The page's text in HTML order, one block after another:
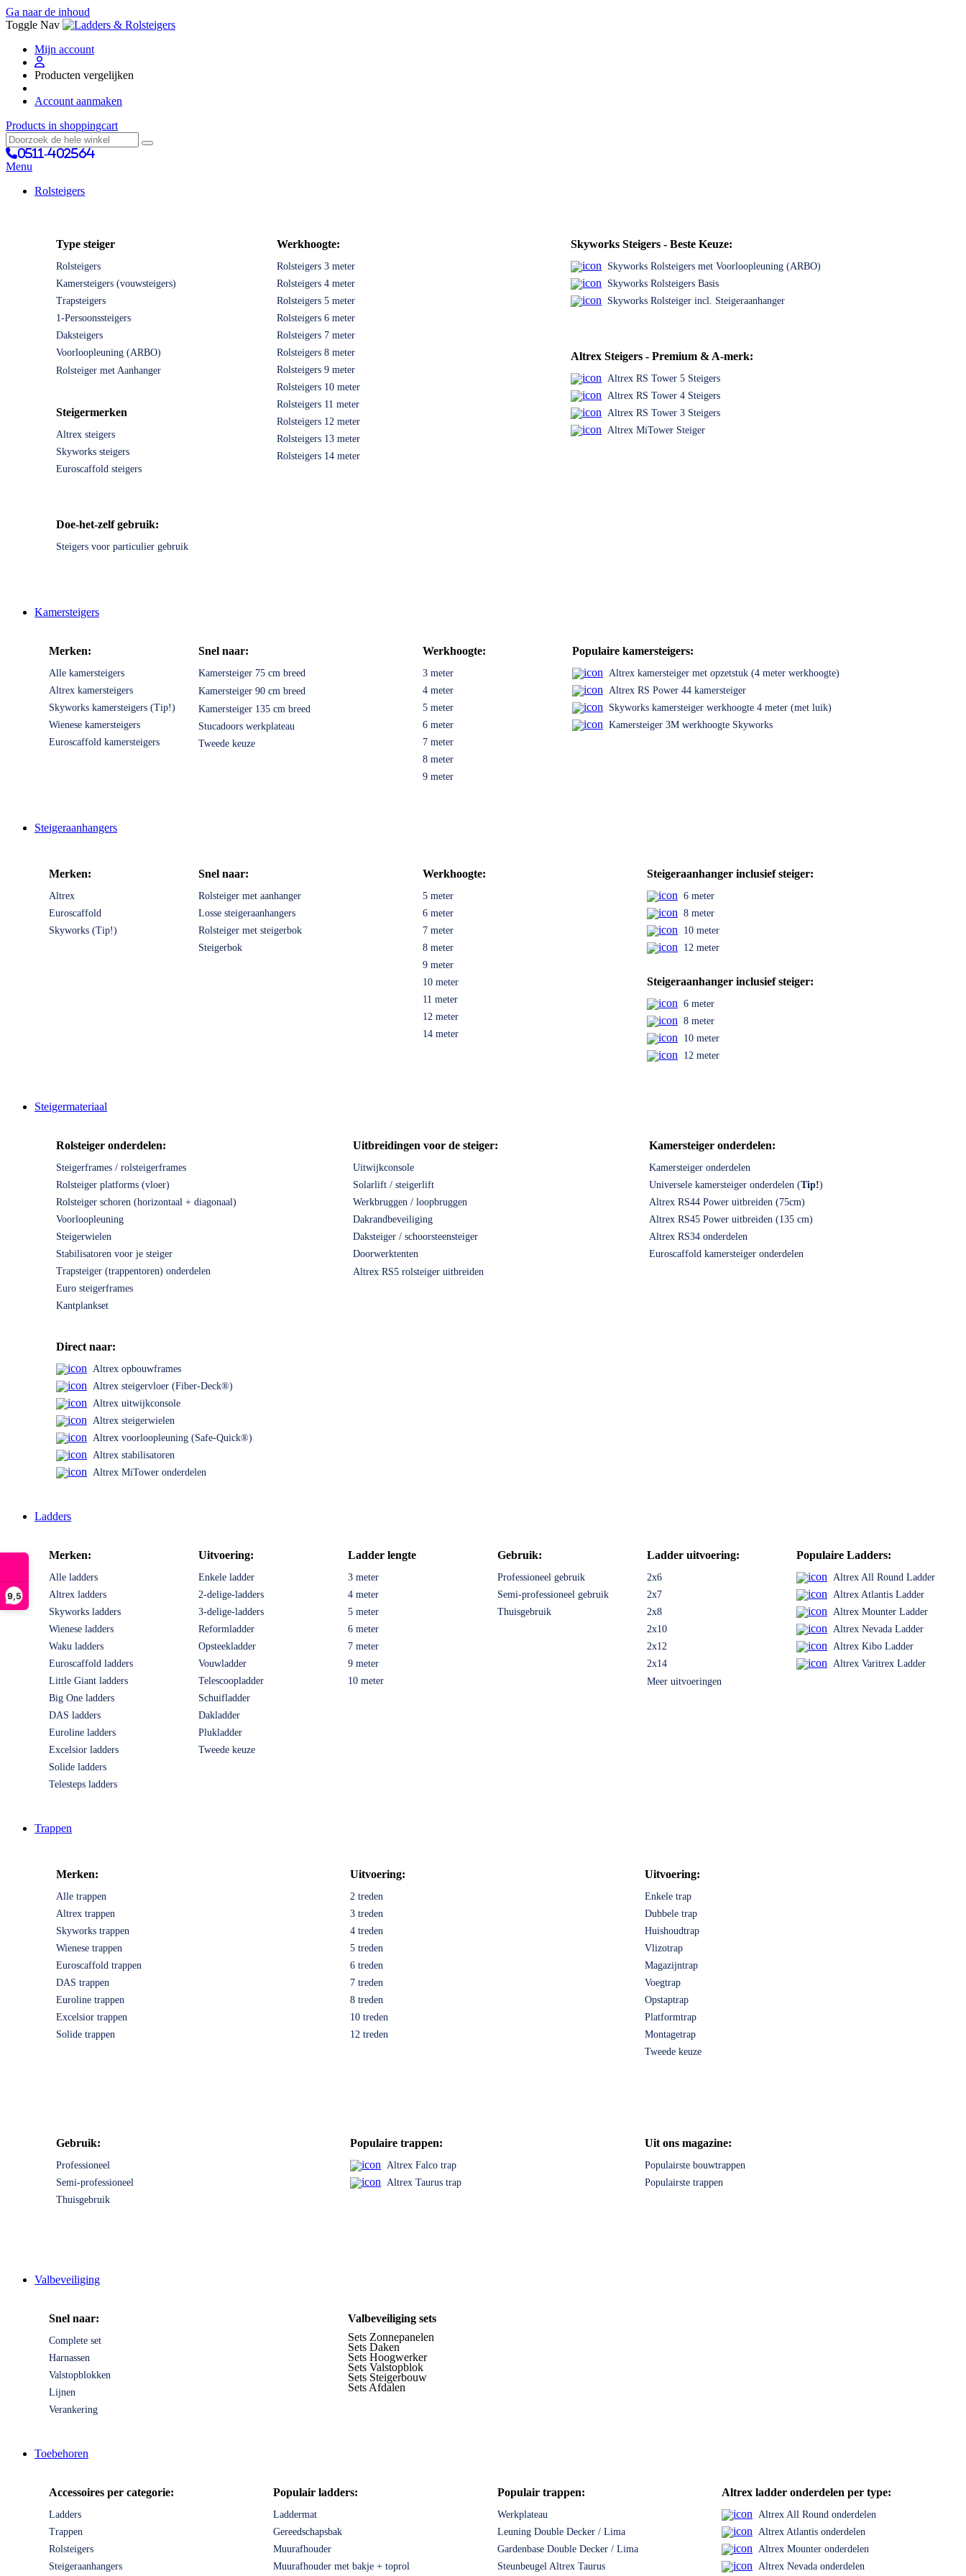
9,5
Ga naar de inhoud
Toggle Nav
Mijn account
Producten vergelijken
Account aanmaken
Products in shoppingcart
0511-402564
Menu
Rolsteigers
Type steiger
Rolsteigers
Kamersteigers (vouwsteigers)
Trapsteigers
1-Persoonssteigers
Daksteigers
Voorloopleuning (ARBO)
Rolsteiger met Aanhanger
Steigermerken
Altrex steigers
Skyworks steigers
Euroscaffold steigers
Doe-het-zelf gebruik:
Steigers voor particulier gebruik
Werkhoogte:
Rolsteigers 3 meter
Rolsteigers 4 meter
Rolsteigers 5 meter
Rolsteigers 6 meter
Rolsteigers 7 meter
Rolsteigers 8 meter
Rolsteigers 9 meter
Rolsteigers 10 meter
Rolsteigers 11 meter
Rolsteigers 12 meter
Rolsteigers 13 meter
Rolsteigers 14 meter
Skyworks Steigers - Beste Keuze:
Skyworks Rolsteigers met Voorloopleuning (ARBO)
Skyworks Rolsteigers Basis
Skyworks Rolsteiger incl. Steigeraanhanger
Altrex Steigers - Premium & A-merk:
Altrex RS Tower 5 Steigers
Altrex RS Tower 4 Steigers
Altrex RS Tower 3 Steigers
Altrex MiTower Steiger
Kamersteigers
Merken:
Alle kamersteigers
Altrex kamersteigers
Skyworks kamersteigers (Tip!)
Wienese kamersteigers
Euroscaffold kamersteigers
Snel naar:
Kamersteiger 75 cm breed
Kamersteiger 90 cm breed
Kamersteiger 135 cm breed
Stucadoors werkplateau
Tweede keuze
Werkhoogte:
3 meter
4 meter
5 meter
6 meter
7 meter
8 meter
9 meter
Populaire kamersteigers:
Altrex kamersteiger met opzetstuk (4 meter werkhoogte)
Altrex RS Power 44 kamersteiger
Skyworks kamersteiger werkhoogte 4 meter (met luik)
Kamersteiger 3M werkhoogte Skyworks
Steigeraanhangers
Merken:
Altrex
Euroscaffold
Skyworks (Tip!)
Snel naar:
Rolsteiger met aanhanger
Losse steigeraanhangers
Rolsteiger met steigerbok
Steigerbok
Werkhoogte:
5 meter
6 meter
7 meter
8 meter
9 meter
10 meter
11 meter
12 meter
14 meter
Steigeraanhanger inclusief steiger:
6 meter
8 meter
10 meter
12 meter
Steigeraanhanger inclusief steiger:
6 meter
8 meter
10 meter
12 meter
Steigermateriaal
Rolsteiger onderdelen:
Steigerframes / rolsteigerframes
Rolsteiger platforms (vloer)
Rolsteiger schoren (horizontaal + diagonaal)
Voorloopleuning
Steigerwielen
Stabilisatoren voor je steiger
Trapsteiger (trappentoren) onderdelen
Euro steigerframes
Kantplankset
Uitbreidingen voor de steiger:
Uitwijkconsole
Solarlift / steigerlift
Werkbruggen / loopbruggen
Dakrandbeveiliging
Daksteiger / schoorsteensteiger
Doorwerktenten
Altrex RS5 rolsteiger uitbreiden
Kamersteiger onderdelen:
Kamersteiger onderdelen
Universele kamersteiger onderdelen (Tip!)
Altrex RS44 Power uitbreiden (75cm)
Altrex RS45 Power uitbreiden (135 cm)
Altrex RS34 onderdelen
Euroscaffold kamersteiger onderdelen
Direct naar:
Altrex opbouwframes
Altrex steigervloer (Fiber-Deck®)
Altrex uitwijkconsole
Altrex steigerwielen
Altrex voorloopleuning (Safe-Quick®)
Altrex stabilisatoren
Altrex MiTower onderdelen
Ladders
Merken:
Alle ladders
Altrex ladders
Skyworks ladders
Wienese ladders
Waku ladders
Euroscaffold ladders
Little Giant ladders
Big One ladders
DAS ladders
Euroline ladders
Excelsior ladders
Solide ladders
Telesteps ladders
Uitvoering:
Enkele ladder
2-delige-ladders
3-delige-ladders
Reformladder
Opsteekladder
Vouwladder
Telescoopladder
Schuifladder
Dakladder
Plukladder
Tweede keuze
Ladder lengte
3 meter
4 meter
5 meter
6 meter
7 meter
9 meter
10 meter
Gebruik:
Professioneel gebruik
Semi-professioneel gebruik
Thuisgebruik
Ladder uitvoering:
2x6
2x7
2x8
2x10
2x12
2x14
Meer uitvoeringen
Populaire Ladders:
Altrex All Round Ladder
Altrex Atlantis Ladder
Altrex Mounter Ladder
Altrex Nevada Ladder
Altrex Kibo Ladder
Altrex Varitrex Ladder
Trappen
Merken:
Alle trappen
Altrex trappen
Skyworks trappen
Wienese trappen
Euroscaffold trappen
DAS trappen
Euroline trappen
Excelsior trappen
Solide trappen
Uitvoering:
2 treden
3 treden
4 treden
5 treden
6 treden
7 treden
8 treden
10 treden
12 treden
Uitvoering:
Enkele trap
Dubbele trap
Huishoudtrap
Vlizotrap
Magazijntrap
Voegtrap
Opstaptrap
Platformtrap
Montagetrap
Tweede keuze
Gebruik:
Professioneel
Semi-professioneel
Thuisgebruik
Populaire trappen:
Altrex Falco trap
Altrex Taurus trap
Uit ons magazine:
Populairste bouwtrappen
Populairste trappen
Valbeveiliging
Snel naar:
Complete set
Harnassen
Valstopblokken
Lijnen
Verankering
Valbeveiliging sets
Sets Zonnepanelen
Sets Daken
Sets Hoogwerker
Sets Valstopblok
Sets Steigerbouw
Sets Afdalen
Toebehoren
Accessoires per categorie:
Ladders
Trappen
Rolsteigers
Steigeraanhangers
Populair ladders:
Laddermat
Gereedschapsbak
Muurafhouder
Muurafhouder met bakje + toprol
Populair trappen:
Werkplateau
Leuning Double Decker / Lima
Gardenbase Double Decker / Lima
Steunbeugel Altrex Taurus
Altrex ladder onderdelen per type:
Altrex All Round onderdelen
Altrex Atlantis onderdelen
Altrex Mounter onderdelen
Altrex Nevada onderdelen